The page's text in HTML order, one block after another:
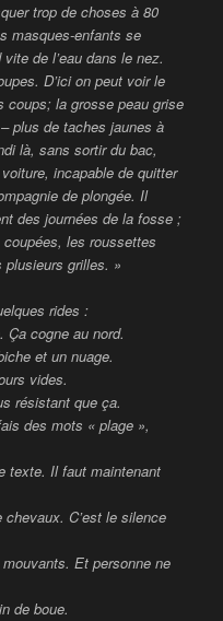
trop de choses à 80
masques-enfants se
de l’eau dans le nez.
D’ici on peut voir le
coups; la grosse peau grise
plus de taches jaunes à
là, sans sortir du bac,
incapable de quitter
de plongée. Il
des journées de la fosse ;
les roussettes
plusieurs grilles. »
rides :
Ça cogne au nord.
et un nuage.
vides.
résistant que ça.
des mots « plage »,
texte. Il faut maintenant
C’est le silence
Et personne ne
de boue.